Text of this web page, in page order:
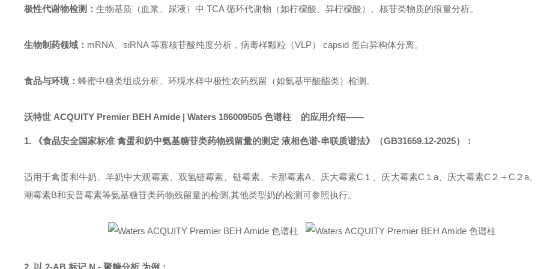
极性代谢物检测： 生物基质（血浆、尿液）中 TCA 循环代谢物（如柠檬酸、异柠檬酸）、核苷类物质的痕量分析。
生物制药领域： mRNA、siRNA 等寡核苷酸纯度分析，病毒样颗粒（VLP） capsid 蛋白异构体分离。
食品与环境： 蜂蜜中糖类组成分析、环境水样中极性农药残留（如氨基甲酸酯类）检测。
沃特世 ACQUITY Premier BEH Amide | Waters 186009505 色谱柱 的应用介绍——
1. 《食品安全国家标准 禽蛋和奶中氨基糖苷类药物残留量的测定 液相色谱-串联质谱法》（GB31659.12-2025）：
适用于禽蛋和牛奶、羊奶中大观霉素、双氢链霉素、链霉素、卡那霉素A、庆大霉素C１、庆大霉素C１a、庆大霉素C２＋C２a、
潮霉素B和安普霉素等氨基糖苷类药物残留量的检测,其他类型奶的检测可参照执行。
2. 以 2-AB 标记 N - 聚糖分析 为例：